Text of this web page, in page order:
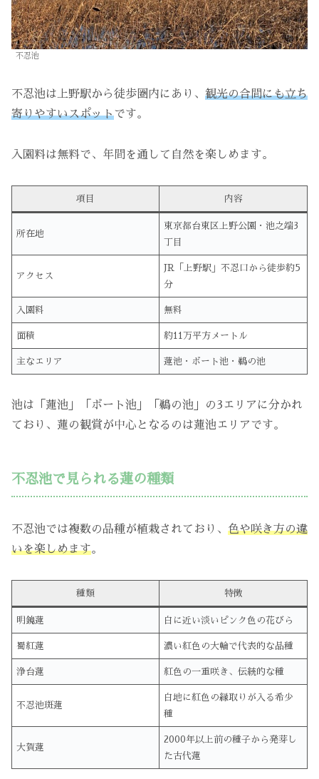
不忍池
不忍池は上野駅から徒歩圏内にあり、 観光の合間にも立ち
寄りやすいスポットです。
入園料は無料で、年間を通して自然を楽しめます。
項目 内容
所在地
東京都台東区上野公園・池之端3
丁目
アクセス
JR「上野駅」不忍口から徒歩約5
分
入園料 無料
面積 約11万平方メートル
主なエリア 蓮池・ボート池・鵜の池
池は「蓮池」「ボート池」「鵜の池」の3エリアに分かれ
ており、蓮の観賞が中心となるのは蓮池エリアです。
不忍池で見られる蓮の種類
不忍池では複数の品種が植栽されており、 色や咲き方の違
いを楽しめます。
種類 特徴
明鏡蓮 白に近い淡いピンク色の花びら
蜀紅蓮 濃い紅色の大輪で代表的な品種
浄台蓮 紅色の一重咲き、伝統的な種
不忍池斑蓮
白地に紅色の縁取りが入る希少
種
大賀蓮
2000年以上前の種子から発芽し
た古代蓮